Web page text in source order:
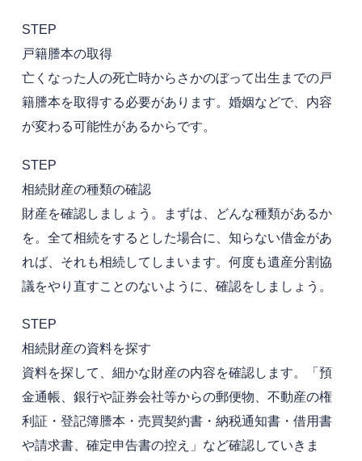
STEP
戸籍謄本の取得
亡くなった人の死亡時からさかのぼって出生までの戸
籍謄本を取得する必要があります。婚姻などで、内容
が変わる可能性があるからです。
STEP
相続財産の種類の確認
財産を確認しましょう。まずは、どんな種類があるか
を。全て相続をするとした場合に、知らない借金があ
れば、それも相続してしまいます。何度も遺産分割協
議をやり直すことのないように、確認をしましょう。
STEP
相続財産の資料を探す
資料を探して、細かな財産の内容を確認します。「預
金通帳、銀行や証券会社等からの郵便物、不動産の権
利証・登記簿謄本・売買契約書・納税通知書・借用書
や請求書、確定申告書の控え」など確認していきま